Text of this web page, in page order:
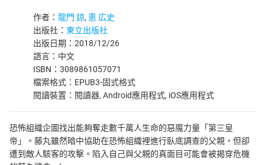
作者： 龍門 諒, 恵 広史
出版社： 東立出版社
出版日期：2018/12/26
語言：中文
ISBN：3089861057071
檔案格式：EPUB3-固式格式
閱讀裝置：閱讀器, Android應用程式, iOS應用程式
恐怖組織企圖找出能夠奪走數千萬人生命的惡魔力量「第三皇
帝」。藤丸雖然暗中協助在恐怖組織裡進行臥底調查的父親，但卻
遭到敵人駭客的攻擊。陷入自己與父親的真面目可能會被揭穿危機